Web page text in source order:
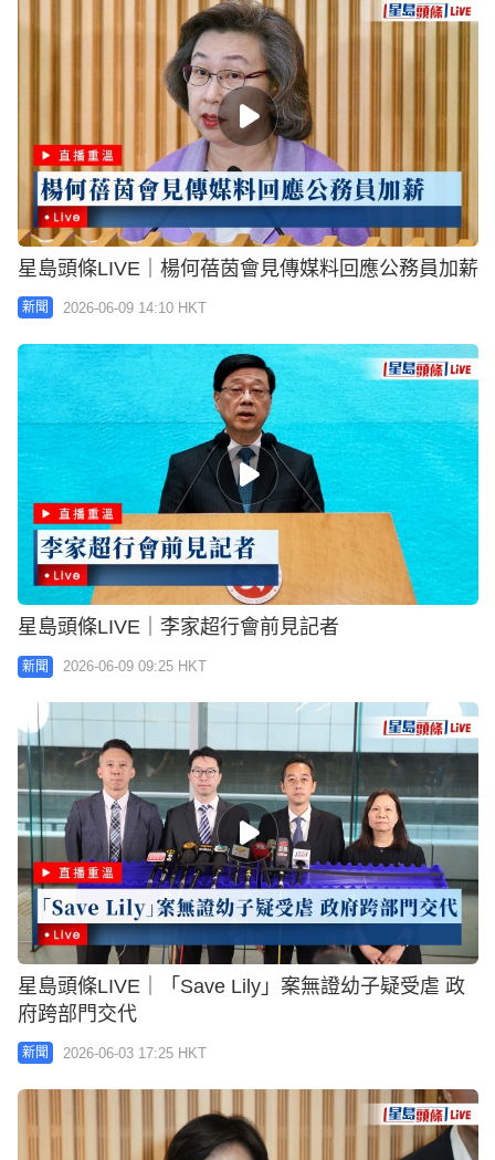
星島頭條LIVE｜楊何蓓茵會見傳媒料回應公務員加薪
新聞 2026-06-09 14:10 HKT
星島頭條LIVE｜李家超行會前見記者
新聞 2026-06-09 09:25 HKT
星島頭條LIVE｜「Save Lily」案無證幼子疑受虐 政
府跨部門交代
新聞 2026-06-03 17:25 HKT